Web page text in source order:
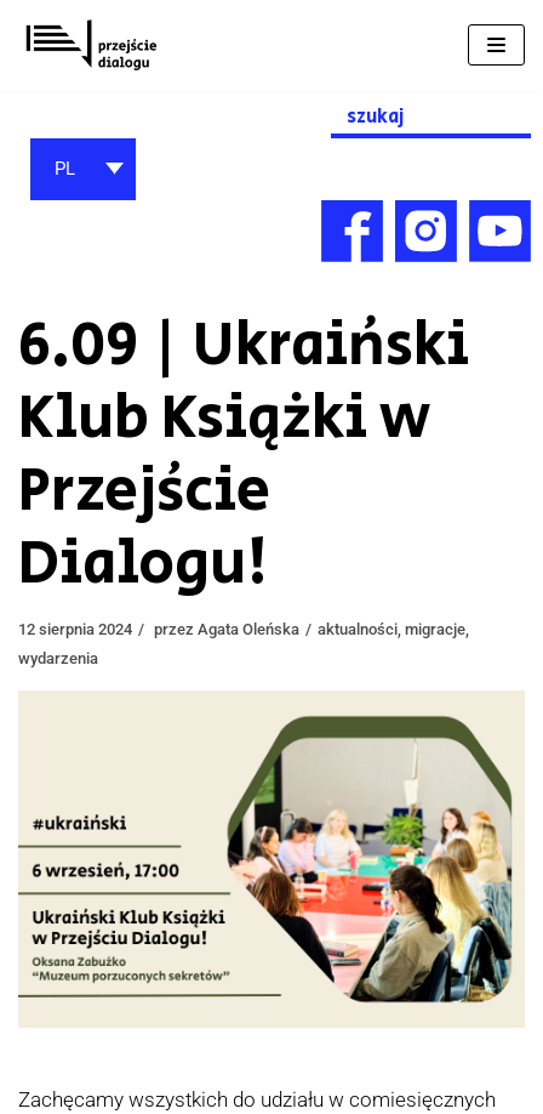
Przejdź
do
Search
for:
PL
6.09 | Ukraiński
Klub Książki w
Przejście
Dialogu!
12 sierpnia 2024 przez Agata Oleńska aktualności migracje
wydarzenia
Zachęcamy wszystkich do udziału w comiesięcznych